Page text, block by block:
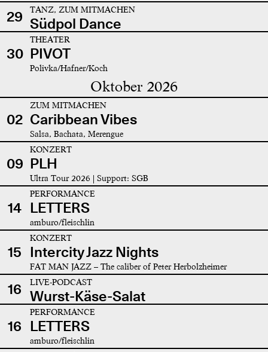
29 TANZ, ZUM MITMACHEN
Südpol Dance
30
THEATER
PIVOT
Polivka/Hafner/Koch
Oktober 2026
02
ZUM MITMACHEN
Caribbean Vibes
Salsa, Bachata, Merengue
09
KONZERT
PLH
Ultra Tour 2026 | Support: SGB
14
PERFORMANCE
LETTERS
amburo/fleischlin
15
KONZERT
Intercity Jazz Nights
FAT MAN JAZZ – The caliber of Peter Herbolzheimer
16 LIVE-PODCAST
Wurst-Käse-Salat
16
PERFORMANCE
LETTERS
amburo/fleischlin